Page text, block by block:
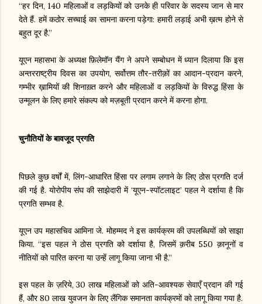
“हर दिन, 140 महिलाओं व लड़कियों को उनके ही परिवार के सदस्य जान से मार
देते हैं. हमें कठोर सच्चाई का सामना करना पड़ेगा: हमारी लड़ाई अभी ख़त्म होने से
बहुत दूर है.”
यूएन महासभा के अध्यक्ष फ़िलेमॉन यैंग ने अपने सम्बोधन में ध्यान दिलाया कि इस
अन्तरराष्ट्रीय दिवस का उपयोग, सर्वोत्तम तौर-तरीक़ों का आदान-प्रदान करने,
गम्भीर ख़ामियों की शिनाख़्त करने और महिलाओं व लड़कियों के विरुद्ध हिंसा के
उन्मूलन के लिए हमारे संकल्प को मज़बूती प्रदान करने में करना होगा.
चुनौतियों के बावजूद प्रगति
पिछले कुछ वर्षों में, लिंग-आधारित हिंसा पर लगाम लगाने के लिए ठोस प्रगति दर्ज
की गई है. योरोपीय संघ की साझेदारी में ‘यूएन-स्पॉटलाइट’ पहल ने दर्शाया है कि
प्रगति सम्भव है.
यूएन उप महासचिव आमिना जे. मोहम्मद ने इस कार्यक्रम की उपलब्धियों को साझा
किया. “इस पहल ने ठोस प्रगति को दर्शाया है, जिसमें क़रीब 550 क़ानूनों व
नीतियों को पारित करना या उन्हें लागू किया जाना भी है.”
इस पहल के ज़रिये, 30 लाख महिलाओं को अति-आवश्यक सेवाएँ प्रदान की गई
हैं, और 80 लाख युवजन के लिए लैंगिक समानता कार्यक्रमों को लागू किया गया है.